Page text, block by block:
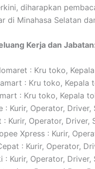
diharapkan
di Minahasa Selatan
Kerja dan
: Kru toko,
: Kru toko, Kepala
: Kru toko, Kepala
: Kurir, Operator, Driver,
: Kurir, Operator, Driver,
Xpress : Kurir,
: Kurir, Operator,
: Kurir, Operator, Driver,